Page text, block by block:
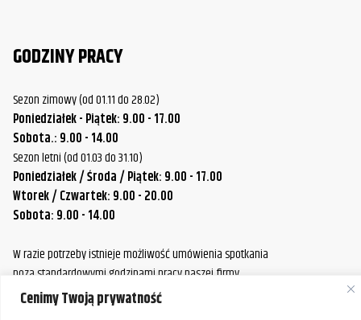
Cenimy Twoją prywatność
GODZINY PRACY
Sezon zimowy (od 01.11 do 28.02)
Poniedziałek - Piątek: 9.00 - 17.00
Sobota.: 9.00 - 14.00
Sezon letni (od 01.03 do 31.10)
Poniedziałek / Środa / Piątek: 9.00 - 17.00
Wtorek / Czwartek: 9.00 - 20.00
Sobota: 9.00 - 14.00
W razie potrzeby istnieje możliwość umówienia spotkania
poza standardowymi godzinami pracy naszej firmy.
Prosimy o wcześniejszy kontakt, aby ustalić dogodny termin.